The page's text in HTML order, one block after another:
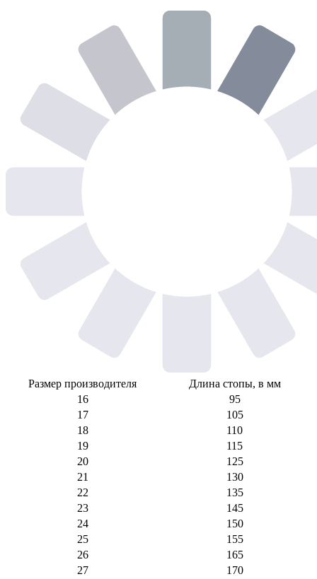
Размер производителя
Длина стопы, в мм
16
95
17
105
18
110
19
115
20
125
21
130
22
135
23
145
24
150
25
155
26
165
27
170